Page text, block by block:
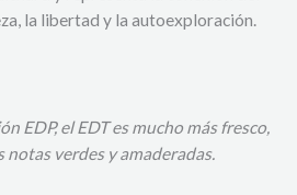
la libertad y la autoexploración.
EDP, el EDT es mucho más fresco,
notas verdes y amaderadas.